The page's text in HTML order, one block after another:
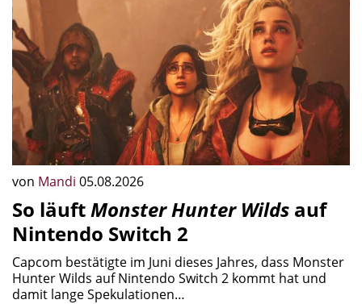
von Mandi 05.08.2026
So läuft Monster Hunter Wilds auf
Nintendo Switch 2
Capcom bestätigte im Juni dieses Jahres, dass Monster
Hunter Wilds auf Nintendo Switch 2 kommt hat und
damit lange Spekulationen…